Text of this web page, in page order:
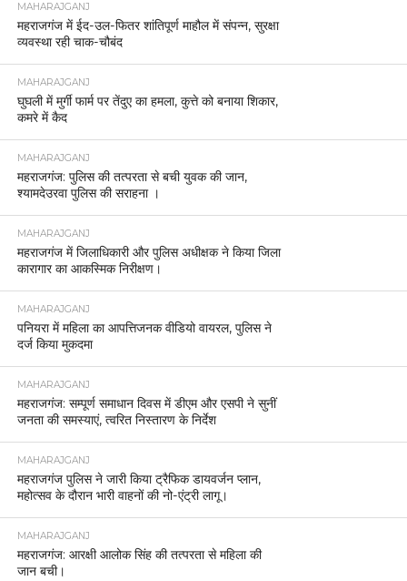
MAHARAJGANJ
महराजगंज में ईद-उल-फितर शांतिपूर्ण माहौल में संपन्न, सुरक्षा
व्यवस्था रही चाक-चौबंद
MAHARAJGANJ
घुघली में मुर्गी फार्म पर तेंदुए का हमला, कुत्ते को बनाया शिकार,
कमरे में कैद
MAHARAJGANJ
महराजगंज: पुलिस की तत्परता से बची युवक की जान,
श्यामदेउरवा पुलिस की सराहना ।
MAHARAJGANJ
महराजगंज में जिलाधिकारी और पुलिस अधीक्षक ने किया जिला
कारागार का आकस्मिक निरीक्षण।
MAHARAJGANJ
पनियरा में महिला का आपत्तिजनक वीडियो वायरल, पुलिस ने
दर्ज किया मुकदमा
MAHARAJGANJ
महराजगंज: सम्पूर्ण समाधान दिवस में डीएम और एसपी ने सुनीं
जनता की समस्याएं, त्वरित निस्तारण के निर्देश
MAHARAJGANJ
महराजगंज पुलिस ने जारी किया ट्रैफिक डायवर्जन प्लान,
महोत्सव के दौरान भारी वाहनों की नो-एंट्री लागू।
MAHARAJGANJ
महराजगंज: आरक्षी आलोक सिंह की तत्परता से महिला की
जान बची।